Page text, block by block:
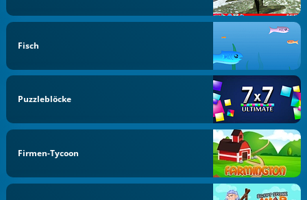
Fisch
Puzzleblöcke
Firmen-Tycoon